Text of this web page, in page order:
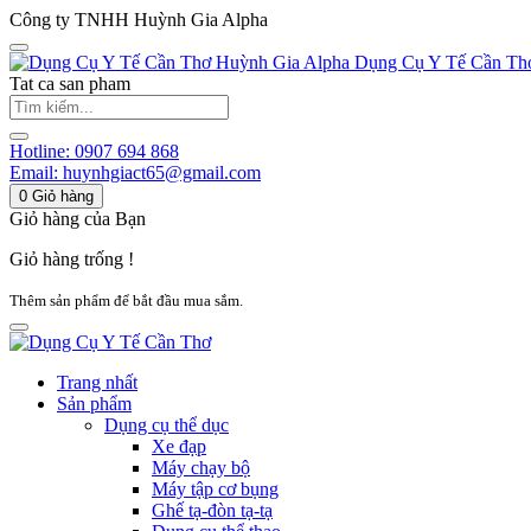
Công ty TNHH Huỳnh Gia Alpha
Huỳnh Gia Alpha Dụng Cụ Y Tế Cần
Tat ca san pham
Hotline: 0907 694 868
Email: huynhgiact65@gmail.com
0 Giỏ hàng
Giỏ hàng của Bạn
Giỏ hàng trống !
Thêm sản phẩm để bắt đầu mua sắm.
Trang nhất
Sản phẩm
Dụng cụ thể dục
Xe đạp
Máy chạy bộ
Máy tập cơ bụng
Ghế tạ-đòn tạ-tạ